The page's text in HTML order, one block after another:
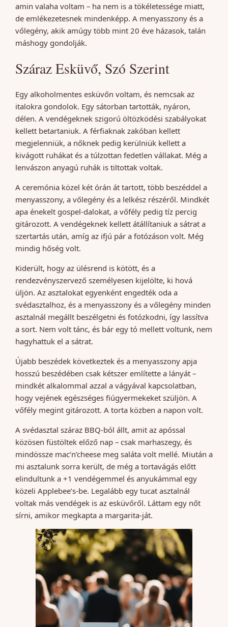
amin valaha voltam – ha nem is a tökéletessége miatt,
de emlékezetesnek mindenképp. A menyasszony és a
vőlegény, akik amúgy több mint 20 éve házasok, talán
máshogy gondolják.
Száraz Esküvő, Szó Szerint
Egy alkoholmentes esküvőn voltam, és nemcsak az
italokra gondolok. Egy sátorban tartották, nyáron,
délen. A vendégeknek szigorú öltözködési szabályokat
kellett betartaniuk. A férfiaknak zakóban kellett
megjelenniük, a nőknek pedig kerülniük kellett a
kivágott ruhákat és a túlzottan fedetlen vállakat. Még a
lenvászon anyagú ruhák is tiltottak voltak.
A ceremónia közel két órán át tartott, több beszéddel a
menyasszony, a vőlegény és a lelkész részéről. Mindkét
apa énekelt gospel-dalokat, a vőfély pedig tíz percig
gitározott. A vendégeknek kellett átállítaniuk a sátrat a
szertartás után, amíg az ifjú pár a fotózáson volt. Még
mindig hőség volt.
Kiderült, hogy az ülésrend is kötött, és a
rendezvényszervező személyesen kijelölte, ki hová
üljön. Az asztalokat egyenként engedték oda a
svédasztalhoz, és a menyasszony és a vőlegény minden
asztalnál megállt beszélgetni és fotózkodni, így lassítva
a sort. Nem volt tánc, és bár egy tó mellett voltunk, nem
hagyhattuk el a sátrat.
Újabb beszédek következtek és a menyasszony apja
hosszú beszédében csak kétszer említette a lányát –
mindkét alkalommal azzal a vágyával kapcsolatban,
hogy vejének egészséges fiúgyermekeket szüljön. A
vőfély megint gitározott. A torta közben a napon volt.
A svédasztal száraz BBQ-ból állt, amit az apóssal
közösen füstöltek előző nap – csak marhaszegy, és
mindössze mac’n’cheese meg saláta volt mellé. Miután a
mi asztalunk sorra került, de még a tortavágás előtt
elindultunk a +1 vendégemmel és anyukámmal egy
közeli Applebee’s-be. Legalább egy tucat asztalnál
voltak más vendégek is az esküvőről. Láttam egy nőt
sírni, amikor megkapta a margarita-ját.